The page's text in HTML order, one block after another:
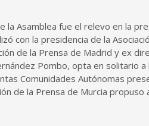
Asamblea fue el relevo en la
con la presidencia de la
de la Prensa de Madrid y ex
Pombo, opta en solitario
Comunidades Autónomas
de la Prensa de Murcia